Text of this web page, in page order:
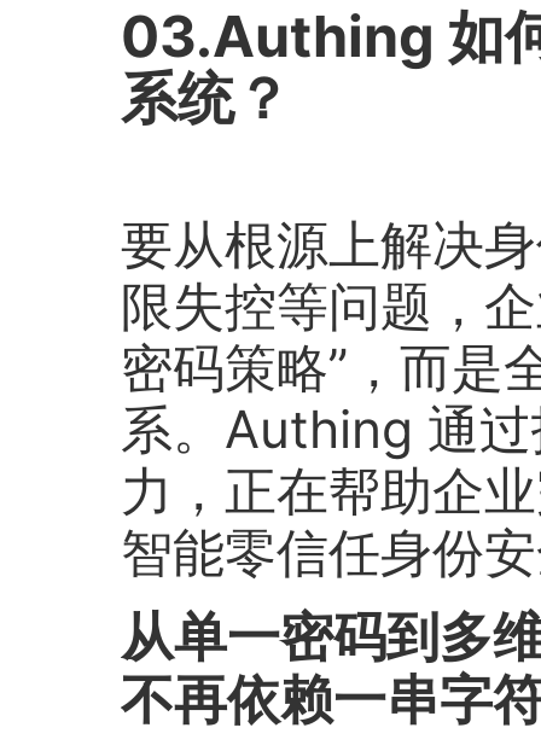
03.Authing 如
系统？
要从根源上解决
限失控等问题，
密码策略”，而是
系。Authing 通
力，正在帮助企
智能零信任身份
从单一密码到多
不再依赖一串字